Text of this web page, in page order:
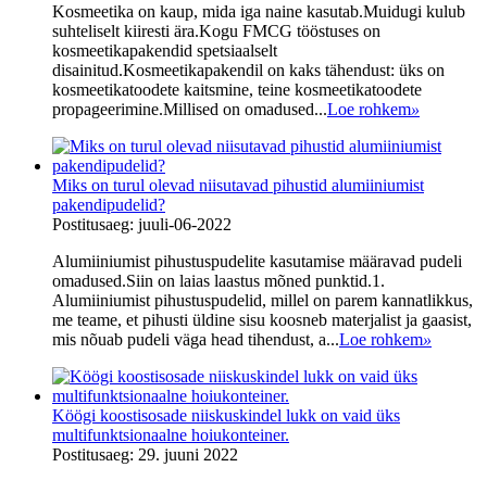
Kosmeetika on kaup, mida iga naine kasutab.Muidugi kulub
suhteliselt kiiresti ära.Kogu FMCG tööstuses on
kosmeetikapakendid spetsiaalselt
disainitud.Kosmeetikapakendil on kaks tähendust: üks on
kosmeetikatoodete kaitsmine, teine ​​kosmeetikatoodete
propageerimine.Millised on omadused...Loe rohkem»
Miks on turul olevad niisutavad pihustid alumiiniumist
pakendipudelid?
Postitusaeg: juuli-06-2022
Alumiiniumist pihustuspudelite kasutamise määravad pudeli
omadused.Siin on laias laastus mõned punktid.1.
Alumiiniumist pihustuspudelid, millel on parem kannatlikkus,
me teame, et pihusti üldine sisu koosneb materjalist ja gaasist,
mis nõuab pudeli väga head tihendust, a...Loe rohkem»
Köögi koostisosade niiskuskindel lukk on vaid üks
multifunktsionaalne hoiukonteiner.
Postitusaeg: 29. juuni 2022